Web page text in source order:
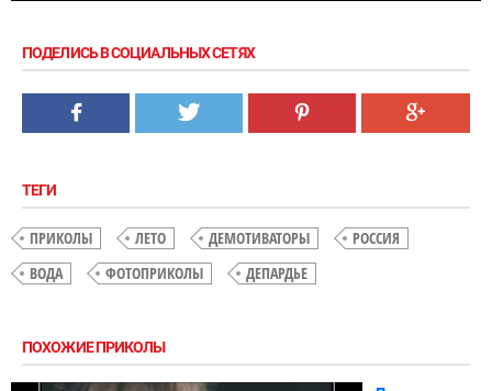
ПОДЕЛИСЬ В СОЦИАЛЬНЫХ СЕТЯХ
ТЕГИ
ПРИКОЛЫ ЛЕТО ДЕМОТИВАТОРЫ
РОССИЯ
ВОДА
ФОТОПРИКОЛЫ ДЕПАРДЬЕ
ПОХОЖИЕ ПРИКОЛЫ